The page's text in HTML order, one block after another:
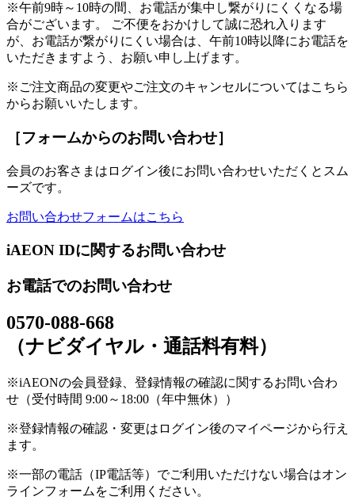
※午前9時～10時の間、お電話が集中し繋がりにくくなる場
合がございます。 ご不便をおかけして誠に恐れ入ります
が、お電話が繋がりにくい場合は、午前10時以降にお電話を
いただきますよう、お願い申し上げます。
※ご注文商品の変更やご注文のキャンセルについてはこちら
からお願いいたします。
［フォームからのお問い合わせ］
会員のお客さまはログイン後にお問い合わせいただくとスム
ーズです。
お問い合わせフォームはこちら
iAEON IDに関するお問い合わせ
お電話でのお問い合わせ
0570-088-668
（ナビダイヤル・通話料有料）
※iAEONの会員登録、登録情報の確認に関するお問い合わ
せ（受付時間 9:00～18:00（年中無休））
※登録情報の確認・変更はログイン後のマイページから行え
ます。
※一部の電話（IP電話等）でご利用いただけない場合はオン
ラインフォームをご利用ください。